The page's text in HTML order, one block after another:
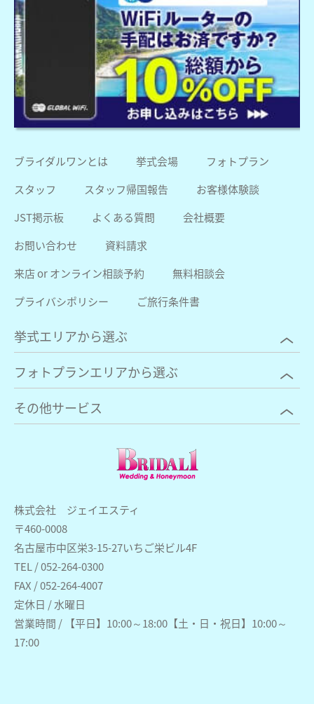
株式会社 ジェイエスティ
〒460-0008
名古屋市中区栄3-15-27いちご栄ビル4F
TEL / 052-264-0300
FAX / 052-264-4007
定休日 / 水曜日
営業時間 / 【平日】10:00～18:00【土・日・祝日】10:00～
17:00
ブライダルワンとは 挙式会場
フォトプラン
スタッフ
スタッフ帰国報告
お客様体験談
JST掲示板
よくある質問
会社概要
お問い合わせ
資料請求
来店 or オンライン相談予約
無料相談会
プライバシポリシー
ご旅行条件書
挙式エリアから選ぶ
フォトプランエリアから選ぶ
その他サービス